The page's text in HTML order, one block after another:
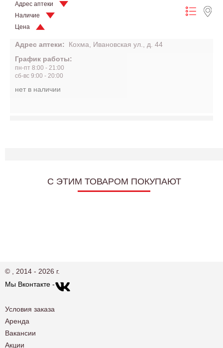
Адрес аптеки
Наличие
Цена
Адрес аптеки:
Кохма, Ивановская ул., д. 44
График работы:
пн-пт 8:00 - 21:00
сб-вс 9:00 - 20:00
нет в наличии
C ЭТИМ ТОВАРОМ ПОКУПАЮТ
© , 2014 - 2026 г.
Мы Вконтакте -
Условия заказа
Аренда
Вакансии
Акции